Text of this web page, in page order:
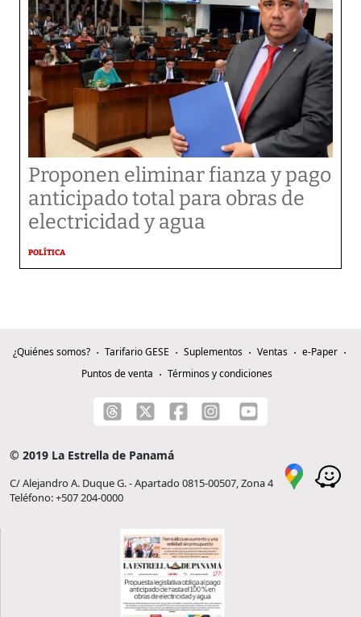
Proponen eliminar fianza y pago
anticipado total para obras de
electricidad y agua
POLÍTICA
¿Quiénes somos? Tarifario GESE Suplementos Ventas
e-Paper
Puntos de venta
Términos y condiciones
© 2019 La Estrella de Panamá
C/ Alejandro A. Duque G. - Apartado 0815-00507, Zona 4
Teléfono: +507 204-0000